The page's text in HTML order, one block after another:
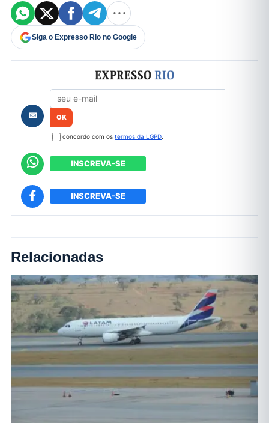
Siga o Expresso Rio no Google
Formulário de cadastro
✉
concordo com os termos da LGPD.
INSCREVA-SE
INSCREVA-SE
Relacionadas